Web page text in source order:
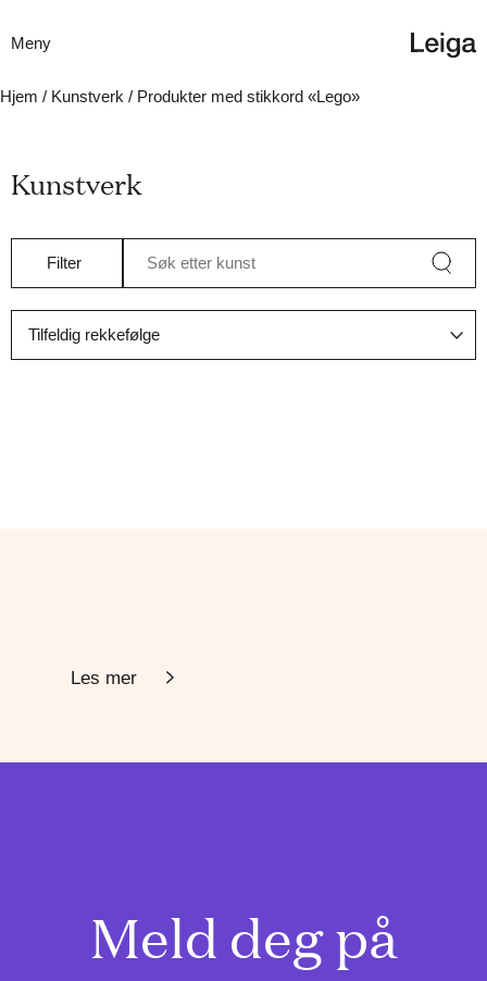
Meny
Hjem / Kunstverk / Produkter med stikkord «Lego»
Kunstverk
Filter Søk etter kunst
Les mer
Meld deg på